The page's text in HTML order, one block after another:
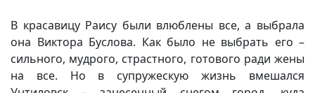
В красавицу Раису были влюблены все, а выбрала
она Виктора Буслова. Как было не выбрать его –
сильного, мудрого, страстного, готового ради жены
на все. Но в супружескую жизнь вмешался